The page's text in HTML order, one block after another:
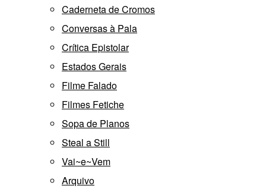
Caderneta de Cromos
Conversas à Pala
Crítica Epistolar
Estados Gerais
Filme Falado
Filmes Fetiche
Sopa de Planos
Steal a Still
Vai~e~Vem
Arquivo